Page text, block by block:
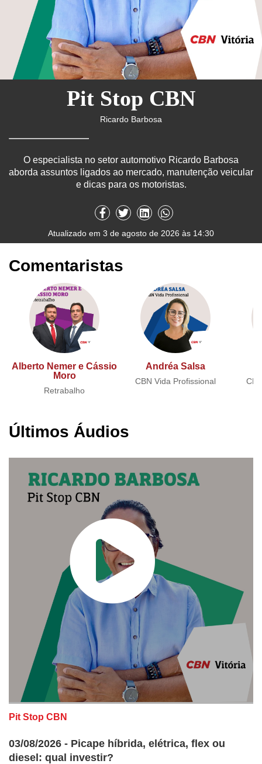
Pit Stop CBN
Ricardo Barbosa
O especialista no setor automotivo Ricardo Barbosa
aborda assuntos ligados ao mercado, manutenção veicular
e dicas para os motoristas.
Atualizado em 3 de agosto de 2026 às 14:30
Comentaristas
Alberto Nemer e Cássio
Moro
Retrabalho
Andréa Salsa
CBN Vida Profissional
Últimos Áudios
Pit Stop CBN
03/08/2026 - Picape híbrida, elétrica, flex ou
diesel: qual investir?